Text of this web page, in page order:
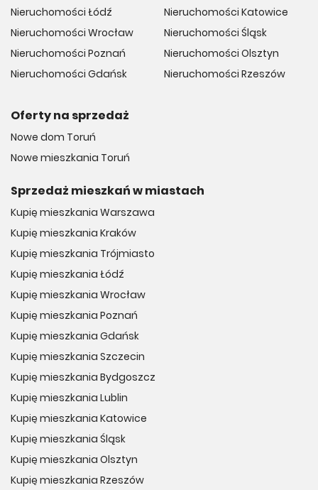
Nieruchomości Łódź
Nieruchomości Wrocław
Nieruchomości Poznań
Nieruchomości Gdańsk
Nieruchomości Katowice
Nieruchomości Śląsk
Nieruchomości Olsztyn
Nieruchomości Rzeszów
Oferty na sprzedaż
Nowe dom Toruń
Nowe mieszkania Toruń
Sprzedaż mieszkań w miastach
Kupię mieszkania Warszawa
Kupię mieszkania Kraków
Kupię mieszkania Trójmiasto
Kupię mieszkania Łódź
Kupię mieszkania Wrocław
Kupię mieszkania Poznań
Kupię mieszkania Gdańsk
Kupię mieszkania Szczecin
Kupię mieszkania Bydgoszcz
Kupię mieszkania Lublin
Kupię mieszkania Katowice
Kupię mieszkania Śląsk
Kupię mieszkania Olsztyn
Kupię mieszkania Rzeszów